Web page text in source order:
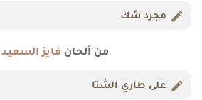
مجرد شك
من ألحان فايز السعيد
على طاري الشتا